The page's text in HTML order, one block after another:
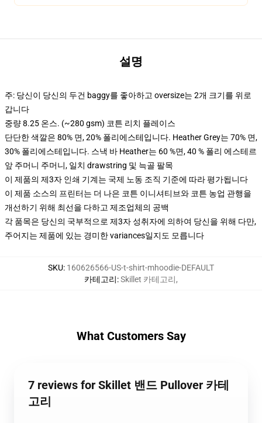
설명
주: 당신이 당신의 두건 baggy를 좋아하고 oversize는 2개 크기를 위로
갑니다
중량 8.25 온스. (~280 gsm) 코튼 리치 플레이스
단단한 색깔은 80% 면, 20% 폴리에스테입니다. Heather Grey는 70% 면,
30% 폴리에스테입니다. 스낵 바 Heather는 60 %면, 40 % 폴리 에스테르
앞 주머니 주머니, 일치 drawstring 및 늑골 팔목
이 제품의 제3자 인쇄 기계는 국제 노동 조직 기준에 따라 평가됩니다
이 제품 소스의 프린터는 더 나은 코튼 이니셔티브와 코튼 농업 관행을
개선하기 위해 최선을 다하고 제조업체의 공백
각 품목은 당신의 국부적으로 제3자 성취자에 의하여 당신을 위해 다만,
주어지는 제품에 있는 경미한 variances일지도 모릅니다
SKU: 160626566-US-t-shirt-mhoodie-DEFAULT
카테고리:Skillet 카테고리,
What Customers Say
7 reviews for Skillet 밴드 Pullover 카테
고리